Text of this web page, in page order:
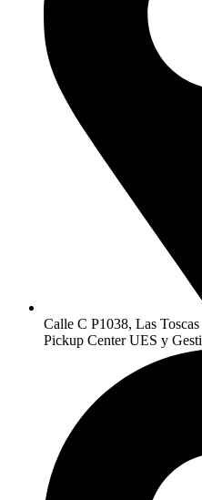
Calle C P1038, Las
Pickup Center UES y